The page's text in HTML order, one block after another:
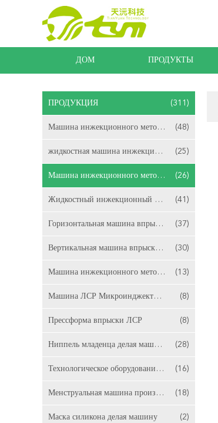
ДОМ ПРОДУКТЫ
ПРОДУКЦИЯ (311)
Машина инжекционного метода литья ЛСР (48)
жидкостная машина инжекционного метода литья (25)
Машина инжекционного метода литья силикона (26)
Жидкостный инжекционный метод литья силиконовой резины (41)
Горизонтальная машина впрыски ЛСР отливая в форму (37)
Вертикальная машина впрыски ЛСР отливая в форму (30)
Машина инжекционного метода литья съемки ЛСР 2 (13)
Машина ЛСР Микроинджектион (8)
Прессформа впрыски ЛСР (8)
Ниппель младенца делая машину (28)
Технологическое оборудование катетера (16)
Менструальная машина производства чашки (18)
Маска силикона делая машину (2)